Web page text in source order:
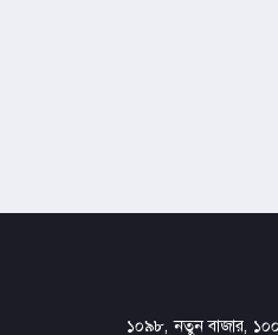
১০৯৮, নতুন বাজার, ১০০